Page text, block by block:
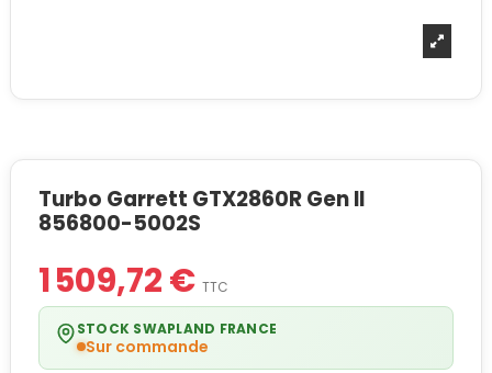
Turbo Garrett GTX2860R Gen II
856800-5002S
1 509,72 € TTC
STOCK SWAPLAND FRANCE
Sur commande